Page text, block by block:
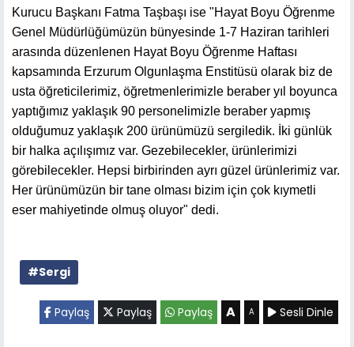
Kurucu Başkanı Fatma Taşbaşı ise "Hayat Boyu Öğrenme
Genel Müdürlüğümüzün bünyesinde 1-7 Haziran tarihleri
arasında düzenlenen Hayat Boyu Öğrenme Haftası
kapsamında Erzurum Olgunlaşma Enstitüsü olarak biz de
usta öğreticilerimiz, öğretmenlerimizle beraber yıl boyunca
yaptığımız yaklaşık 90 personelimizle beraber yapmış
olduğumuz yaklaşık 200 ürünümüzü sergiledik. İki günlük
bir halka açılışımız var. Gezebilecekler, ürünlerimizi
görebilecekler. Hepsi birbirinden ayrı güzel ürünlerimiz var.
Her ürünümüzün bir tane olması bizim için çok kıymetli
eser mahiyetinde olmuş oluyor" dedi.
#Sergi
Paylaş Paylaş Paylaş A A Sesli Dinle